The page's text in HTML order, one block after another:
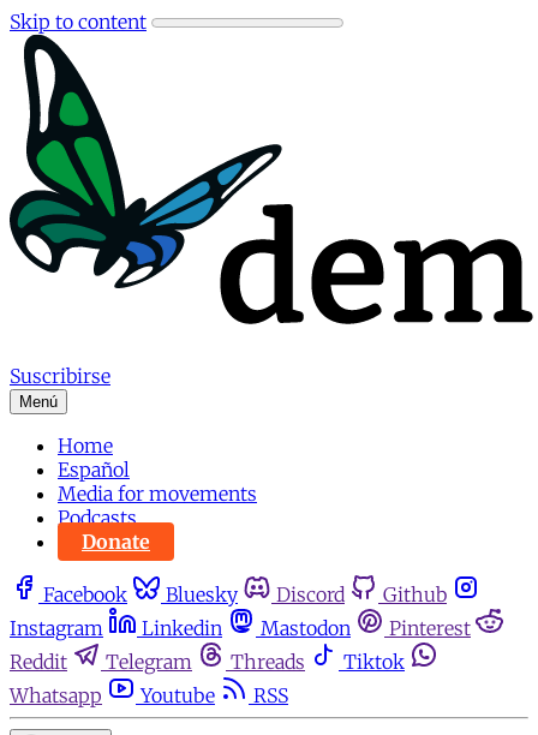
Skip to content
Suscribirse
Menú
Home
Español
Media for movements
Podcasts
Donate
Facebook Bluesky Discord
Github
Instagram
Linkedin Mastodon
Pinterest
Reddit
Telegram Threads
Tiktok
Whatsapp
Youtube RSS